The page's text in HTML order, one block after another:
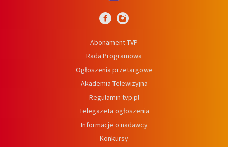
Abonament TVP
Rada Programowa
Ogłoszenia przetargowe
Akademia Telewizyjna
Regulamin tvp.pl
Telegazeta ogłoszenia
Informacje o nadawcy
Konkursy